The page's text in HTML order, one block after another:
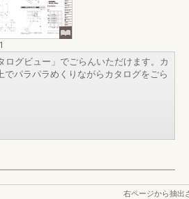
ログビュー」でごらんいただけます。カ
でパラパラめくりながらカタログをごら
右ページから抽出